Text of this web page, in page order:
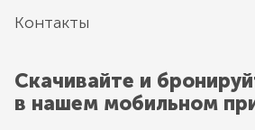
Контакты
Скачивайте и
в нашем мобильном